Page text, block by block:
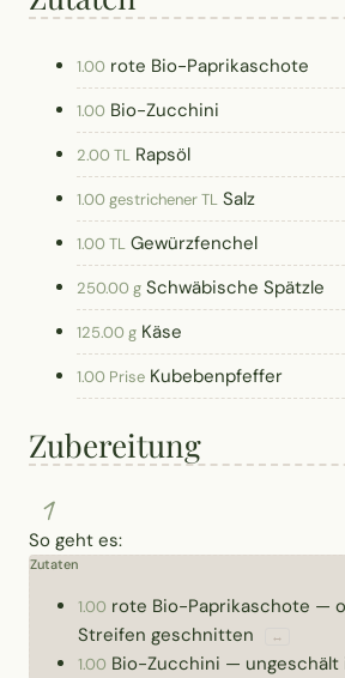
1.00 rote Bio-Paprikaschote
1.00 Bio-Zucchini
2.00 TL Rapsöl
1.00 gestrichener TL Salz
1.00 TL Gewürzfenchel
250.00 g Schwäbische Spätzle
125.00 g Käse
1.00 Prise Kubebenpfeffer
Zubereitung
1
So geht es:
Zutaten
1.00 rote Bio-Paprikaschote —
Streifen geschnitten
↔
1.00 Bio-Zucchini — ungeschält